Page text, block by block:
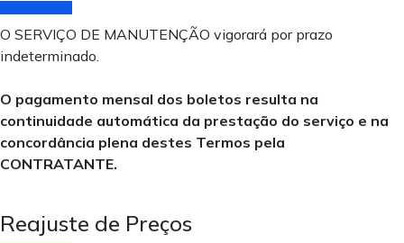
O SERVIÇO DE MANUTENÇÃO vigorará por prazo
indeterminado.
O pagamento mensal dos boletos resulta na
continuidade automática da prestação do serviço e na
concordância plena destes Termos pela
CONTRATANTE.
Reajuste de Preços